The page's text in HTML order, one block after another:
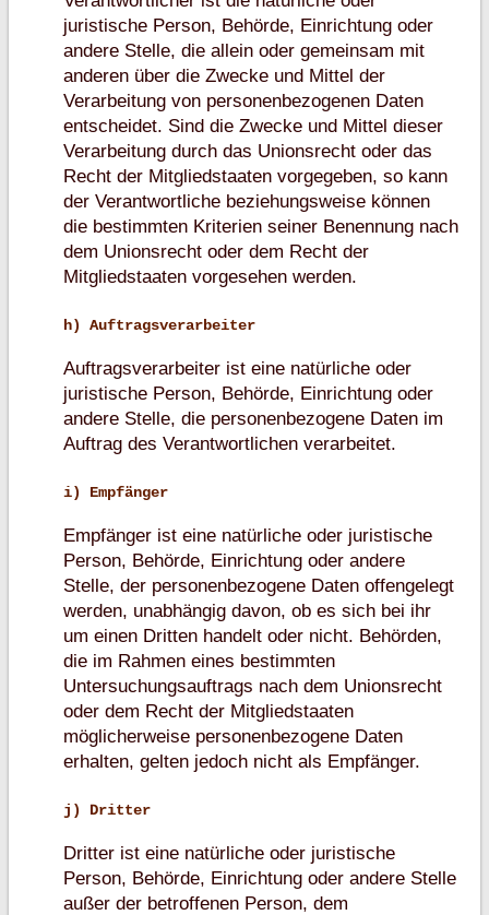
juristische Person, Behörde, Einrichtung oder
andere Stelle, die allein oder gemeinsam mit
anderen über die Zwecke und Mittel der
Verarbeitung von personenbezogenen Daten
entscheidet. Sind die Zwecke und Mittel dieser
Verarbeitung durch das Unionsrecht oder das
Recht der Mitgliedstaaten vorgegeben, so kann
der Verantwortliche beziehungsweise können
die bestimmten Kriterien seiner Benennung nach
dem Unionsrecht oder dem Recht der
Mitgliedstaaten vorgesehen werden.
h) Auftragsverarbeiter
Auftragsverarbeiter ist eine natürliche oder
juristische Person, Behörde, Einrichtung oder
andere Stelle, die personenbezogene Daten im
Auftrag des Verantwortlichen verarbeitet.
i) Empfänger
Empfänger ist eine natürliche oder juristische
Person, Behörde, Einrichtung oder andere
Stelle, der personenbezogene Daten offengelegt
werden, unabhängig davon, ob es sich bei ihr
um einen Dritten handelt oder nicht. Behörden,
die im Rahmen eines bestimmten
Untersuchungsauftrags nach dem Unionsrecht
oder dem Recht der Mitgliedstaaten
möglicherweise personenbezogene Daten
erhalten, gelten jedoch nicht als Empfänger.
j) Dritter
Dritter ist eine natürliche oder juristische
Person, Behörde, Einrichtung oder andere Stelle
außer der betroffenen Person, dem